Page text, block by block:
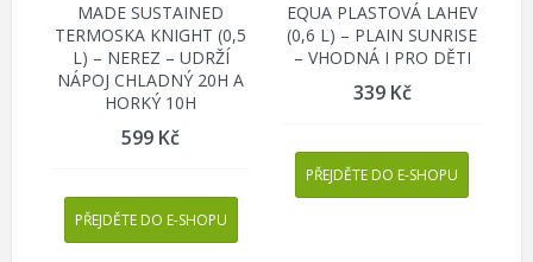
MADE SUSTAINED
TERMOSKA KNIGHT (0,5
L) – NEREZ – UDRŽÍ
NÁPOJ CHLADNÝ 20H A
HORKÝ 10H
599 Kč
PŘEJDĚTE DO E-SHOPU
EQUA PLASTOVÁ LAHEV
(0,6 L) – PLAIN SUNRISE
– VHODNÁ I PRO DĚTI
339 Kč
PŘEJDĚTE DO E-SHOPU